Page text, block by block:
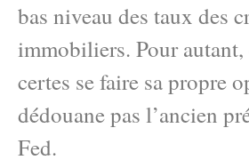
bas niveau des taux des
immobiliers. Pour
certes se faire sa propre
dédouane pas l’ancien
Fed.